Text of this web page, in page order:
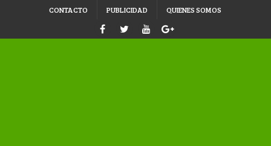
CONTACTO PUBLICIDAD QUIENES SOMOS